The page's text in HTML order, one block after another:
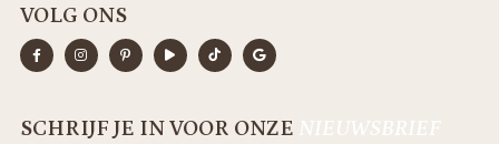
VOLG ONS
SCHRIJF JE IN VOOR ONZE NIEUWSBRIEF